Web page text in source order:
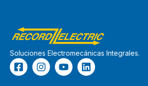
Soluciones Electromecánicas Integrales.